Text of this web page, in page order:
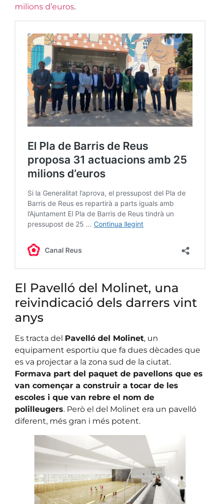
milions d’euros.
El Pavelló del Molinet, una
reivindicació dels darrers vint
anys
Es tracta del Pavelló del Molinet, un
equipament esportiu que fa dues dècades que
es va projectar a la zona sud de la ciutat.
Formava part del paquet de pavellons que es
van començar a construir a tocar de les
escoles i que van rebre el nom de
polilleugers. Però el del Molinet era un pavelló
diferent, més gran i més potent.